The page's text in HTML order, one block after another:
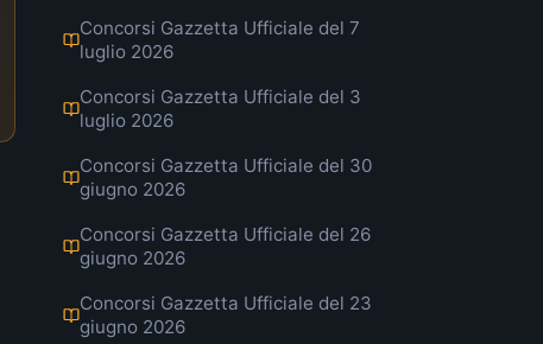
Concorsi Gazzetta Ufficiale del 7
luglio 2026
Concorsi Gazzetta Ufficiale del 3
luglio 2026
Concorsi Gazzetta Ufficiale del 30
giugno 2026
Concorsi Gazzetta Ufficiale del 26
giugno 2026
Concorsi Gazzetta Ufficiale del 23
giugno 2026